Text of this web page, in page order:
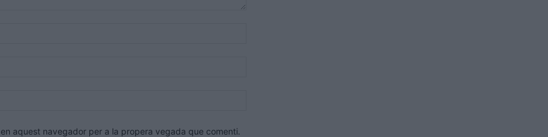
aquest navegador per a la propera vegada que comenti.